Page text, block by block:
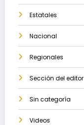
Estatales
Nacional
Regionales
Sección del editor
Sin categoría
Videos